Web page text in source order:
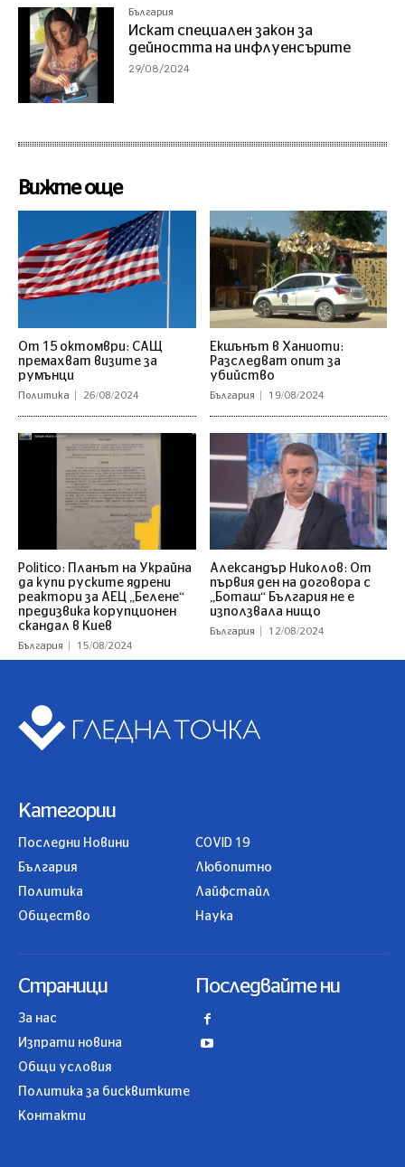
България
Искат специален закон за
дейността на инфлуенсърите
29/08/2024
Вижте още
От 15 октомври: САЩ
премахват визите за
румънци
Политика 26/08/2024
Екшънът в Ханиоти:
Разследват опит за
убийство
България 19/08/2024
Politico: Планът на Украйна
да купи руските ядрени
реактори за АЕЦ „Белене“
предизвика корупционен
скандал в Киев
България 15/08/2024
Александър Николов: От
първия ден на договора с
„Боташ“ България не е
използвала нищо
България 12/08/2024
Категории
Последни Новини
България
Политика
Общество
COVID 19
Любопитно
Лайфстайл
Наука
Страници
За нас
Изпрати новина
Общи условия
Политика за бисквитките
Контакти
Последвайте ни